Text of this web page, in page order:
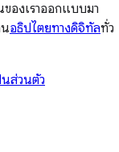
องเราออกแบบมา
อธิปไตยทางดิจิทัลทั่ว
ส่วนตัว